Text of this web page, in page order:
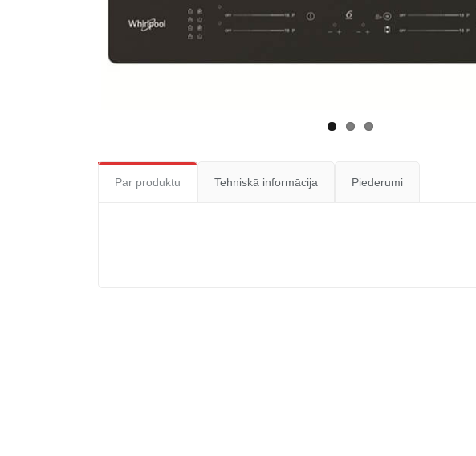
Par produktu Tehniskā informācija Piederumi